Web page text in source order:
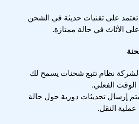
على تقنيات حديثة في الشحن
الأثاث في حالة ممتازة.
نظام تتبع شحنات يسمح لك
الوقت الفعلي.
إرسال تحديثات دورية حول حالة
النقل.